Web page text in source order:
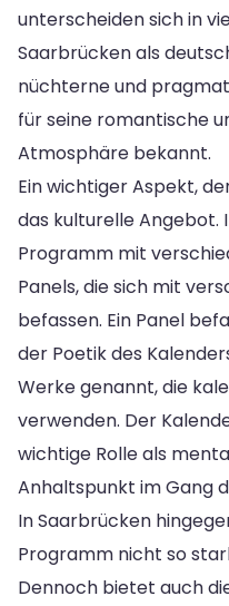
unterscheiden sich in
Saarbrücken als
nüchterne und
für seine romantische
Atmosphäre bekannt.
Ein wichtiger Aspekt,
das kulturelle Angebot.
Programm mit
Panels, die sich mit
befassen. Ein Panel
der Poetik des
Werke genannt, die
verwenden. Der
wichtige Rolle als
Anhaltspunkt im Gang
In Saarbrücken
Programm nicht so
Dennoch bietet auch